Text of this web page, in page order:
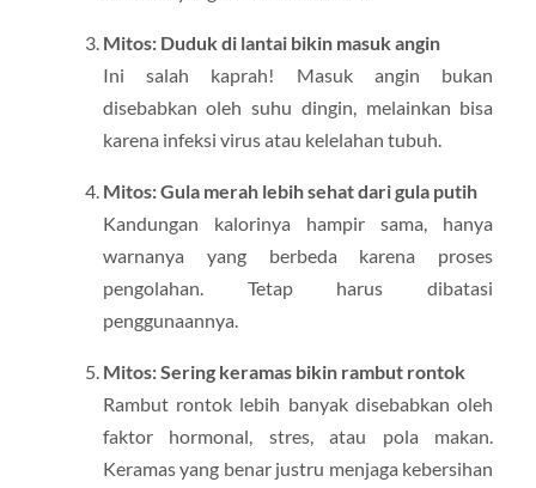
Mitos: Duduk di lantai bikin masuk angin
Ini salah kaprah! Masuk angin bukan
disebabkan oleh suhu dingin, melainkan bisa
karena infeksi virus atau kelelahan tubuh.
Mitos: Gula merah lebih sehat dari gula putih
Kandungan kalorinya hampir sama, hanya
warnanya yang berbeda karena proses
pengolahan. Tetap harus dibatasi
penggunaannya.
Mitos: Sering keramas bikin rambut rontok
Rambut rontok lebih banyak disebabkan oleh
faktor hormonal, stres, atau pola makan.
Keramas yang benar justru menjaga kebersihan